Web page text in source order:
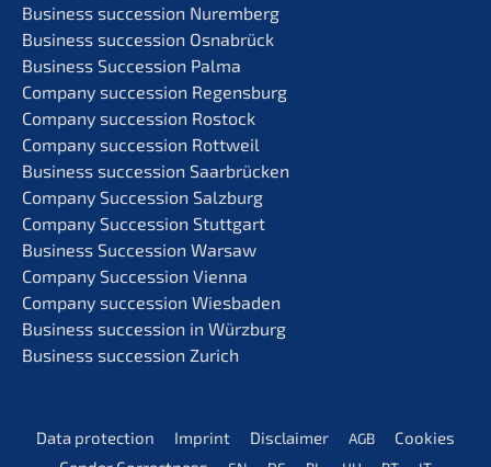
Business succes­si­on Nuremberg
Business succes­si­on Osnabrück
Business Succes­si­on Palma
Compa­ny succes­si­on Regensburg
Compa­ny succes­si­on Rostock
Compa­ny succes­si­on Rottweil
Business succes­si­on Saarbrücken
Compa­ny Succes­si­on Salzburg
Compa­ny Succes­si­on Stuttgart
Business Succes­si­on Warsaw
Compa­ny Succes­si­on Vienna
Compa­ny succes­si­on Wiesbaden
Business succes­si­on in Würzburg
Business succes­si­on Zurich
Data protec­tion Imprint Disclai­mer AGB
Cookies